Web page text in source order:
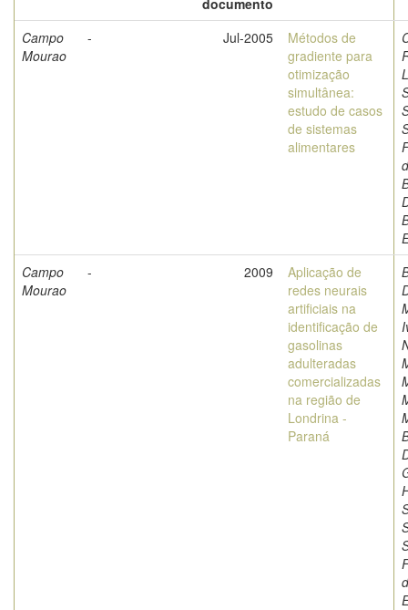
documento
Campo
Mourao
- Jul-2005
Métodos de
gradiente para
otimização
simultânea:
estudo de casos
de sistemas
alimentares
Campo
Mourao
- 2009
Aplicação de
redes neurais
artificiais na
identificação de
gasolinas
adulteradas
comercializadas
na região de
Londrina -
Paraná